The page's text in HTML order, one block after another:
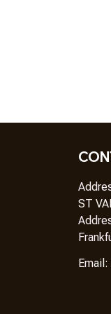
ST
Email: